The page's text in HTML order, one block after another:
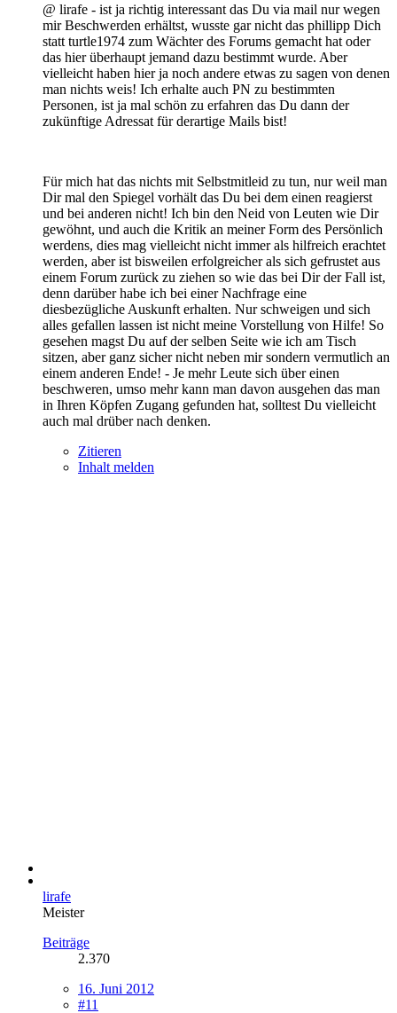
@ lirafe - ist ja richtig interessant das Du via mail nur wegen
mir Beschwerden erhältst, wusste gar nicht das phillipp Dich
statt turtle1974 zum Wächter des Forums gemacht hat oder
das hier überhaupt jemand dazu bestimmt wurde. Aber
vielleicht haben hier ja noch andere etwas zu sagen von denen
man nichts weis! Ich erhalte auch PN zu bestimmten
Personen, ist ja mal schön zu erfahren das Du dann der
zukünftige Adressat für derartige Mails bist!
Für mich hat das nichts mit Selbstmitleid zu tun, nur weil man
Dir mal den Spiegel vorhält das Du bei dem einen reagierst
und bei anderen nicht! Ich bin den Neid von Leuten wie Dir
gewöhnt, und auch die Kritik an meiner Form des Persönlich
werdens, dies mag vielleicht nicht immer als hilfreich erachtet
werden, aber ist bisweilen erfolgreicher als sich gefrustet aus
einem Forum zurück zu ziehen so wie das bei Dir der Fall ist,
denn darüber habe ich bei einer Nachfrage eine
diesbezügliche Auskunft erhalten. Nur schweigen und sich
alles gefallen lassen ist nicht meine Vorstellung von Hilfe! So
gesehen magst Du auf der selben Seite wie ich am Tisch
sitzen, aber ganz sicher nicht neben mir sondern vermutlich an
einem anderen Ende! - Je mehr Leute sich über einen
beschweren, umso mehr kann man davon ausgehen das man
in Ihren Köpfen Zugang gefunden hat, solltest Du vielleicht
auch mal drüber nach denken.
Zitieren
Inhalt melden
lirafe
Meister
Beiträge
2.370
16. Juni 2012
#11